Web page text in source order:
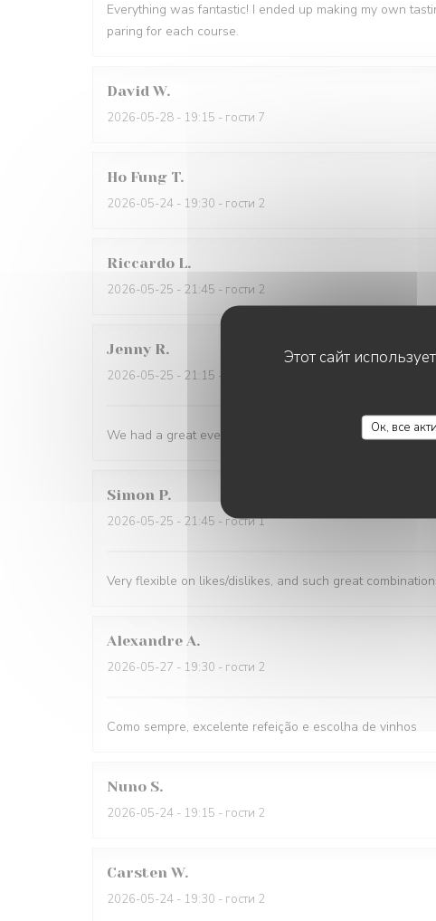
Этот сайт
Ок, все
Everything was fantastic! I ended up making my own
paring for each course.
David W
2026-05-28 - 19:15 - гости 7
Ho Fung T
2026-05-24 - 19:30 - гости 2
Riccardo L
2026-05-25 - 21:45 - гости 2
Jenny R
2026-05-25 - 21:15 - гости 2
We had a great evening at Essencial. The staff was
Simon P
2026-05-25 - 21:45 - гости 1
Very flexible on likes/dislikes, and such great
Alexandre A
2026-05-27 - 19:30 - гости 2
Como sempre, excelente refeição e escolha de vinhos
Nuno S
2026-05-24 - 19:15 - гости 2
Carsten W
2026-05-24 - 19:30 - гости 2